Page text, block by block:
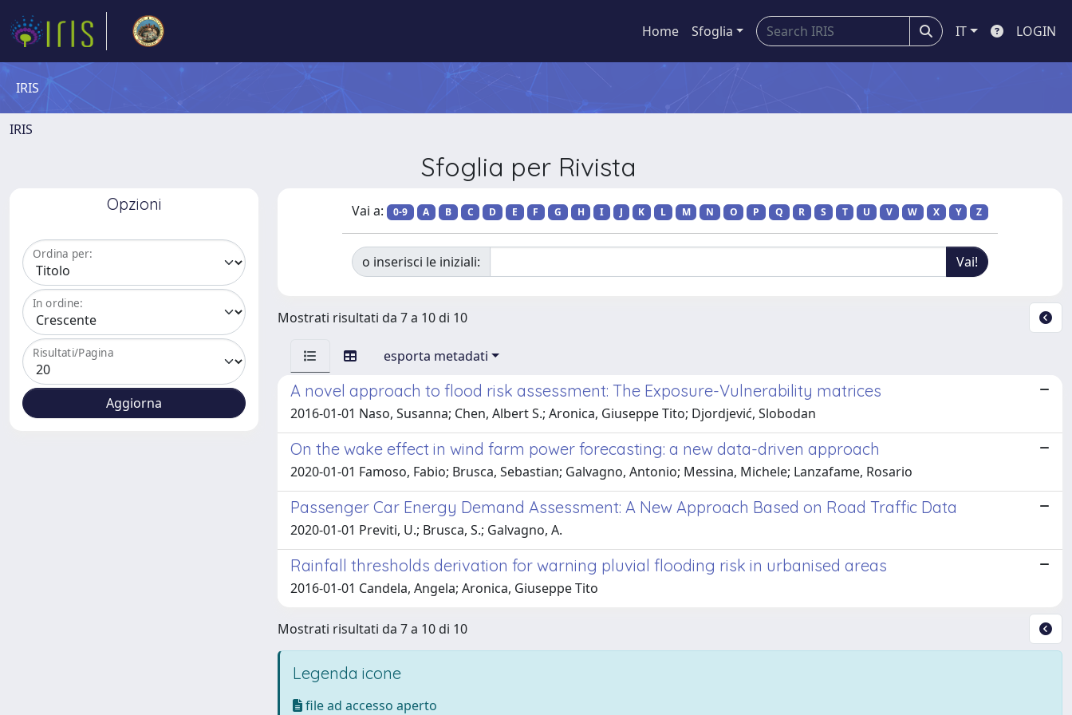
Home Sfoglia IT LOGIN
IRIS
IRIS
Sfoglia per Rivista
Opzioni
Ordina per:
In ordine:
Risultati/Pagina
Vai a: 0-9 A B C D E F G H I J K L M N O P Q R S T U V W X Y Z
o inserisci le iniziali:
Mostrati risultati da 7 a 10 di 10
esporta metadati
A novel approach to flood risk assessment: The Exposure-Vulnerability matrices
2016-01-01 Naso, Susanna; Chen, Albert S.; Aronica, Giuseppe Tito; Djordjević, Slobodan
On the wake effect in wind farm power forecasting: a new data-driven approach
2020-01-01 Famoso, Fabio; Brusca, Sebastian; Galvagno, Antonio; Messina, Michele; Lanzafame, Rosario
Passenger Car Energy Demand Assessment: A New Approach Based on Road Traffic Data
2020-01-01 Previti, U.; Brusca, S.; Galvagno, A.
Rainfall thresholds derivation for warning pluvial flooding risk in urbanised areas
2016-01-01 Candela, Angela; Aronica, Giuseppe Tito
Mostrati risultati da 7 a 10 di 10
Legenda icone
file ad accesso aperto